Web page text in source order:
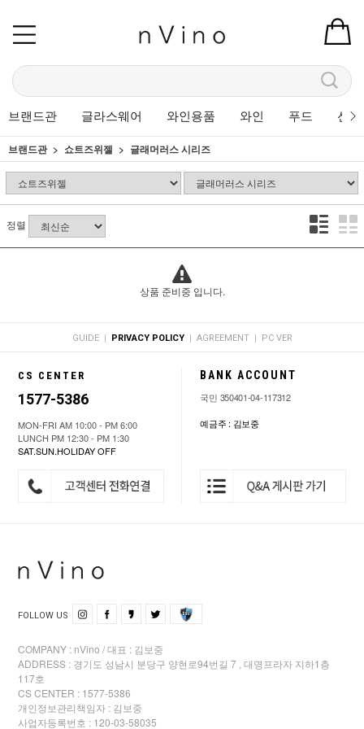
브랜드관 글라스웨어 와인용품 와인 푸드 선
브랜드관 쇼트즈위젤 글래머러스 시리즈
정렬
상품 준비중 입니다.
GUIDE | PRIVACY POLICY | AGREEMENT | PC VER
CS CENTER
1577-5386
MON-FRI AM 10:00 - PM 6:00
LUNCH PM 12:30 - PM 1:30
SAT.SUN.HOLIDAY OFF
BANK ACCOUNT
국민 350401-04-117312
예금주 : 김보중
FOLLOW US
COMPANY : nVino / 대표 : 김보중
ADDRESS : 경기도 성남시 분당구 양현로94번길 7 , 대명프라자 지하1층
117호
CS CENTER : 1577-5386
개인정보관리책임자 : 김보중
사업자등록번호 : 120-03-58035